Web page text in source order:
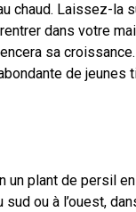
chaud. Laissez-la
dans votre
sa
de jeunes
un plant de persil
ou à l’ouest,